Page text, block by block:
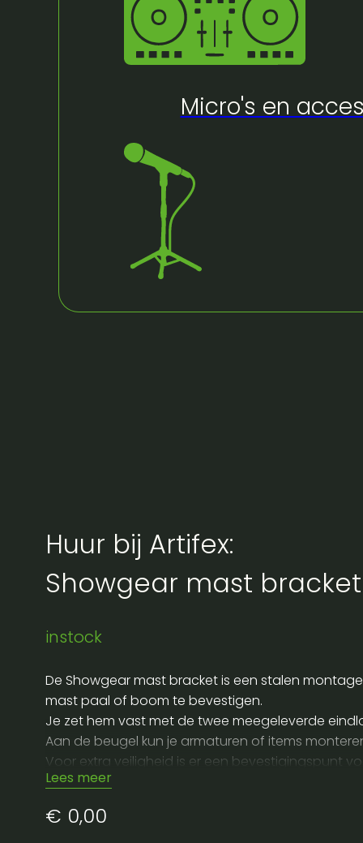
Micro's en
Huur bij Artifex:
Showgear mast bracket
instock
De Showgear mast bracket is een stalen
mast paal of boom te bevestigen.
Je zet hem vast met de twee meegeleverde
Aan de beugel kun je armaturen of items
Voor extra veiligheid is er een bevestigingspunt
Door het compacte formaat neem je hem
Lees meer
€ 0,00